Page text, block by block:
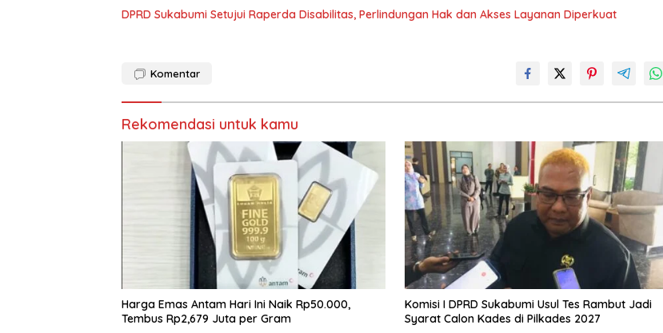
DPRD Sukabumi Setujui Raperda Disabilitas, Perlindungan Hak dan Akses Layanan Diperkuat
Komentar
Rekomendasi untuk kamu
Harga Emas Antam Hari Ini Naik Rp50.000,
Tembus Rp2,679 Juta per Gram
Komisi I DPRD Sukabumi Usul Tes Rambut Jadi
Syarat Calon Kades di Pilkades 2027